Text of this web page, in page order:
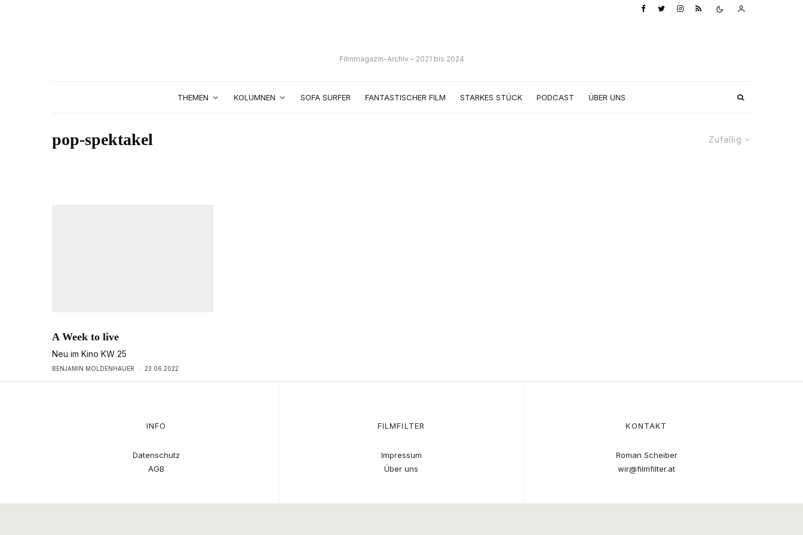
Filmmagazin-Archiv – 2021 bis 2024
THEMEN KOLUMNEN SOFA SURFER FANTASTISCHER FILM STARKES STÜCK PODCAST ÜBER UNS
Zufällig
pop-spektakel
A Week to live
Neu im Kino KW 25
BENJAMIN MOLDENHAUER · 23.06.2022
INFO
Datenschutz
AGB
FILMFILTER
Impressum
Über uns
KONTAKT
Roman Scheiber
wir@filmfilter.at